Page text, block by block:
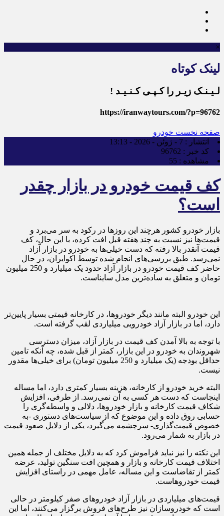
×
لینک کوتاه
لـیـنـک زیـر را کـپـی کـنـیـد !
https://iranwaytours.com/?p=96762
صفحه نخست خودرو
انتشار : 7 - ژوئن - 2026 - 13:13
کد خبر : 96762
مشاهده : 55
کف قیمت خودرو در بازار چقدر
است؟
بازار خودرو کشور هرچند این روزها در رکود به سر می‌برد و
قیمت‌ها نیز نسبت به چند هفته قبل افت کرده، با این حال، کف
قیمت آنقدر بالا رفته که دست خیلی‌ها به خودرو در بازار آزاد
نمی‌رسد. طبق بررسی‌های انجام شده توسط اکوایران، در حال
حاضر کف قیمت خودرو در بازار آزاد حدود یک میلیارد و 250 میلیون
تومان و متعلق به ساده‌ترین مدل سایناست.
این خودرو البته مانند دیگر خودروها، در کارخانه قیمتی بسیار پایین‌تر
دارد، اما در بازار آزاد خودرویی میلیاردی لقب گرفته است.
با توجه به بالا آمدن کف قیمت در بازار آزاد، میزان دسترسی
شهروندان به خودرو در این بازار، کمتر از قبل شده، چه آنکه تامین
حداقل بودجه (یک میلیارد و 250 میلیون تومان) برای خیلی‌ها مقدور
نیست.
البته خرید خودرو از کارخانه، هزینه بسیار کمتری دارد، اما مساله
اینجاست که دست هر کسی به آن نمی‌رسد. از طرفی، افزایش
شکاف قیمت کارخانه و بازار خودروها، دلالی و واسطه‌گری را
حسابی روق داده و این موضوع که از سیاست‌های دستوری -به
خصوص قیمت‌گذاری- سرچشمه می‌گیرد، یکی از دلایل صعود قیمت
در بازار به شمار می‌رود.
این نکته را نیز نباید فراموش کرد که به دلایل مختلف از جمله همین
اختلاف قیمت کارخانه و بازار و همچین افت سنگین تولید، عرضه
کمتر از تقاضاست و این مساله، عامل مهمی در راستای افزایش
قیمت خودروهاست.
قیمت‌های میلیاردی در بازار آزاد خودروهای صفر کیلومتر در حالی
است که خودروسازان نیز طرح‌های فروش برگزار می‌کنند، اما این